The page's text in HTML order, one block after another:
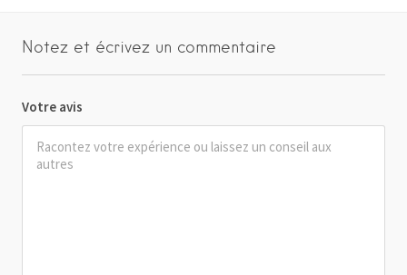
Notez et écrivez un commentaire
Votre avis